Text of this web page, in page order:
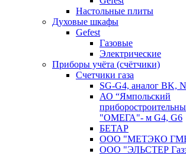
Настольные плиты
Духовые шкафы
Gefest
Газовые
Электрические
Приборы учёта (счётчики)
Счетчики газа
SG-G4, аналог BK,
АО “Ямпольский
"ОМЕГА"- м G4, G6
БЕТАР
ООО "МЕТЭКО
ООО "ЭЛЬСТЕР